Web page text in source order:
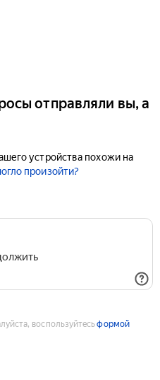
отправляли вы, а
устройства похожи на
произойти?
воспользуйтесьформой